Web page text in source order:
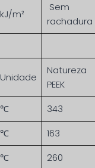
kJ/m²
Sem
rachadura
Unidade
Natureza
PEEK
℃ 343
℃ 163
℃ 260